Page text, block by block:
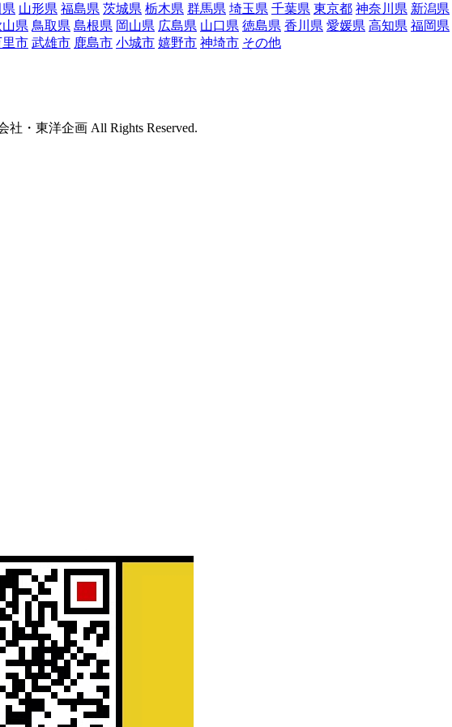
山形県 福島県 茨城県 栃木県 群馬県 埼玉県 千葉県 東京都 神奈川県 新潟県
県 鳥取県 島根県 岡山県 広島県 山口県 徳島県 香川県 愛媛県 高知県 福岡県
市 武雄市 鹿島市 小城市 嬉野市 神埼市 その他
社・東洋企画 All Rights Reserved.